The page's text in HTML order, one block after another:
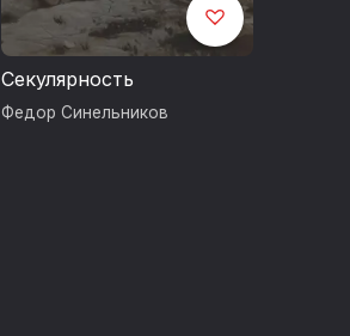
Секулярность
Федор Синельников